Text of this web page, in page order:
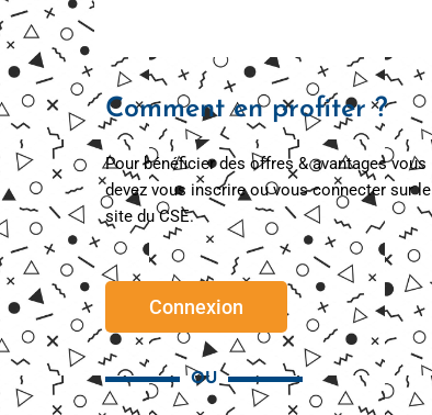
Comment en profiter ?
Pour bénéficier des offres & avantages vous
devez vous inscrire ou vous connecter sur le
site du CSE.
Connexion
OU